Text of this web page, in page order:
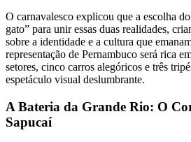
O carnavalesco explicou que a escolha
gato” para unir essas duas realidades,
sobre a identidade e a cultura que
representação de Pernambuco será rica
setores, cinco carros alegóricos e três
espetáculo visual deslumbrante.
A Bateria da Grande Rio: O
Sapucaí